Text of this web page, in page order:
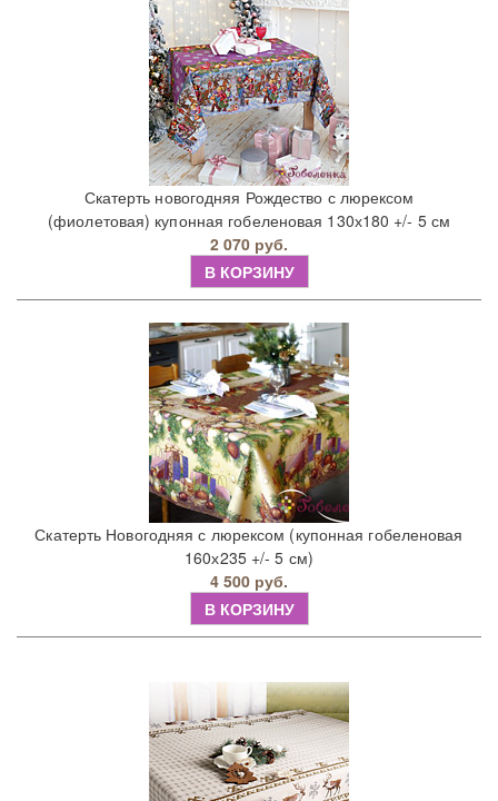
Скатерть новогодняя Рождество с люрексом
(фиолетовая) купонная гобеленовая 130х180 +/- 5 см
2 070 руб.
В КОРЗИНУ
Скатерть Новогодняя с люрексом (купонная гобеленовая
160х235 +/- 5 см)
4 500 руб.
В КОРЗИНУ